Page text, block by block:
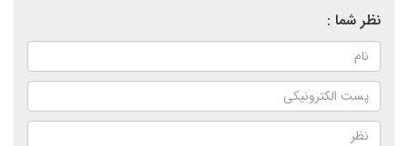
نظر شما :